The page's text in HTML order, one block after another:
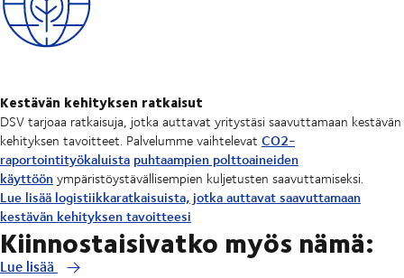
Kestävän kehityksen ratkaisut
DSV tarjoaa ratkaisuja, jotka auttavat yritystäsi saavuttamaan kestävän
kehityksen tavoitteet. Palvelumme vaihtelevat CO2-
raportointityökaluista puhtaampien polttoaineiden
käyttöönympäristöystävällisempien kuljetusten saavuttamiseksi.
Lue lisää logistiikkaratkaisuista, jotka auttavat saavuttamaan
kestävän kehityksen tavoitteesi
Kiinnostaisivatko myös nämä:
Lue lisää